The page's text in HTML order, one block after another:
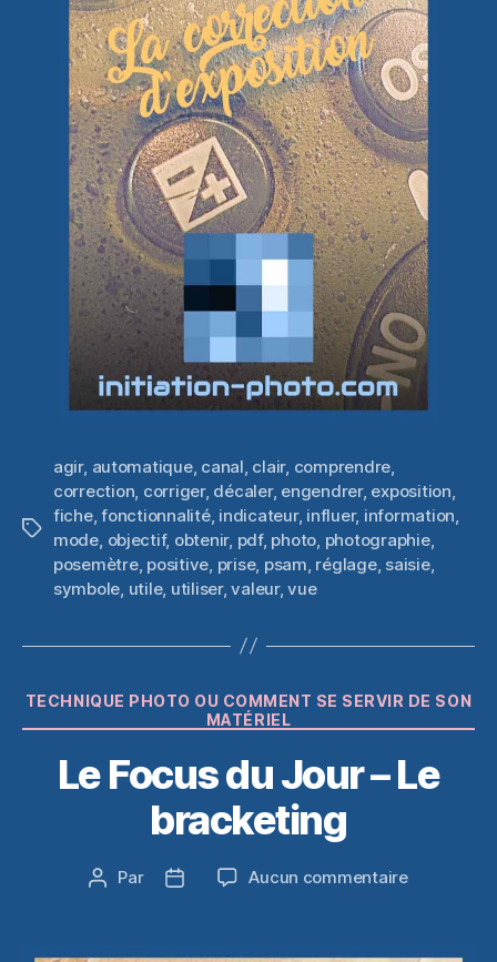
Étiquettes
agir, automatique, canal clair, comprendre
correction corriger, décaler, engendrer, exposition
fiche,fonctionnalité, indicateur, influer, information
mode objectif, obtenir, pdf, photo photographie,
posemètre, positive prise, psam réglage, saisie,
symbole utile, utiliser,valeur,vue
Catégories
TECHNIQUE PHOTO OU COMMENT SE SERVIR DE SON
MATÉRIEL
Le Focus du Jour – Le
bracketing
Auteur
Par
Date
Aucun commentairesur